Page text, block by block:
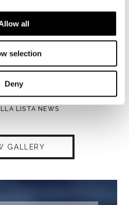
all
selection
Deny
GALLERY
, rispettivamente
unitamente agli
della 2020
DOWNLOAD PDF
LISTA NEWS